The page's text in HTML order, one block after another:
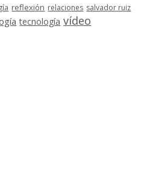
reflexión relaciones salvador ruiz
tecnología vídeo